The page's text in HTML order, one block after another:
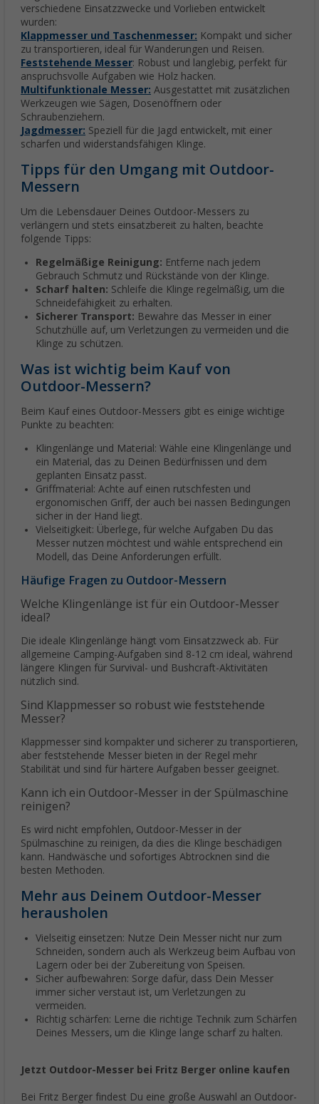
verschiedene Einsatzzwecke und Vorlieben entwickelt
wurden:
Klappmesser und Taschenmesser: Kompakt und sicher
zu transportieren, ideal für Wanderungen und Reisen.
Feststehende Messer: Robust und langlebig, perfekt für
anspruchsvolle Aufgaben wie Holz hacken.
Multifunktionale Messer: Ausgestattet mit zusätzlichen
Werkzeugen wie Sägen, Dosenöffnern oder
Schraubenziehern.
Jagdmesser: Speziell für die Jagd entwickelt, mit einer
scharfen und widerstandsfähigen Klinge.
Tipps für den Umgang mit Outdoor-
Messern
Um die Lebensdauer Deines Outdoor-Messers zu
verlängern und stets einsatzbereit zu halten, beachte
folgende Tipps:
Regelmäßige Reinigung: Entferne nach jedem
Gebrauch Schmutz und Rückstände von der Klinge.
Scharf halten: Schleife die Klinge regelmäßig, um die
Schneidefähigkeit zu erhalten.
Sicherer Transport: Bewahre das Messer in einer
Schutzhülle auf, um Verletzungen zu vermeiden und die
Klinge zu schützen.
Was ist wichtig beim Kauf von
Outdoor-Messern?
Beim Kauf eines Outdoor-Messers gibt es einige wichtige
Punkte zu beachten:
Klingenlänge und Material: Wähle eine Klingenlänge und
ein Material, das zu Deinen Bedürfnissen und dem
geplanten Einsatz passt.
Griffmaterial: Achte auf einen rutschfesten und
ergonomischen Griff, der auch bei nassen Bedingungen
sicher in der Hand liegt.
Vielseitigkeit: Überlege, für welche Aufgaben Du das
Messer nutzen möchtest und wähle entsprechend ein
Modell, das Deine Anforderungen erfüllt.
Häufige Fragen zu Outdoor-Messern
Welche Klingenlänge ist für ein Outdoor-Messer
ideal?
Die ideale Klingenlänge hängt vom Einsatzzweck ab. Für
allgemeine Camping-Aufgaben sind 8-12 cm ideal, während
längere Klingen für Survival- und Bushcraft-Aktivitäten
nützlich sind.
Sind Klappmesser so robust wie feststehende
Messer?
Klappmesser sind kompakter und sicherer zu transportieren,
aber feststehende Messer bieten in der Regel mehr
Stabilität und sind für härtere Aufgaben besser geeignet.
Kann ich ein Outdoor-Messer in der Spülmaschine
reinigen?
Es wird nicht empfohlen, Outdoor-Messer in der
Spülmaschine zu reinigen, da dies die Klinge beschädigen
kann. Handwäsche und sofortiges Abtrocknen sind die
besten Methoden.
Mehr aus Deinem Outdoor-Messer
herausholen
Vielseitig einsetzen: Nutze Dein Messer nicht nur zum
Schneiden, sondern auch als Werkzeug beim Aufbau von
Lagern oder bei der Zubereitung von Speisen.
Sicher aufbewahren: Sorge dafür, dass Dein Messer
immer sicher verstaut ist, um Verletzungen zu
vermeiden.
Richtig schärfen: Lerne die richtige Technik zum Schärfen
Deines Messers, um die Klinge lange scharf zu halten.
Jetzt Outdoor-Messer bei Fritz Berger online kaufen
Bei Fritz Berger findest Du eine große Auswahl an Outdoor-